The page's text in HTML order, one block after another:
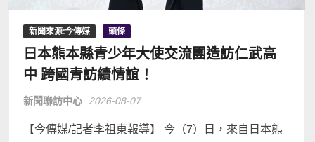
新聞來源:今傳媒 頭條
日本熊本縣青少年大使交流團造訪仁武高
中 跨國青訪續情誼！
新聞聯訪中心 2026-08-07
【今傳媒/記者李祖東報導】 今（7）日，來自日本熊